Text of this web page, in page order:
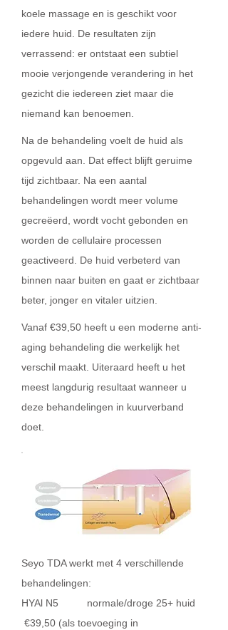
koele massage en is geschikt voor
iedere huid. De resultaten zijn
verrassend: er ontstaat een subtiel
mooie verjongende verandering in het
gezicht die iedereen ziet maar die
niemand kan benoemen.
Na de behandeling voelt de huid als
opgevuld aan. Dat effect blijft geruime
tijd zichtbaar. Na een aantal
behandelingen wordt meer volume
gecreëerd, wordt vocht gebonden en
worden de cellulaire processen
geactiveerd. De huid verbeterd van
binnen naar buiten en gaat er zichtbaar
beter, jonger en vitaler uitzien.
Vanaf €39,50 heeft u een moderne anti-
aging behandeling die werkelijk het
verschil maakt. Uiteraard heeft u het
meest langdurig resultaat wanneer u
deze behandelingen in kuurverband
doet.
Seyo TDA werkt met 4 verschillende
behandelingen:
HYAl N5 normale/droge 25+ huid
€39,50 (als toevoeging in